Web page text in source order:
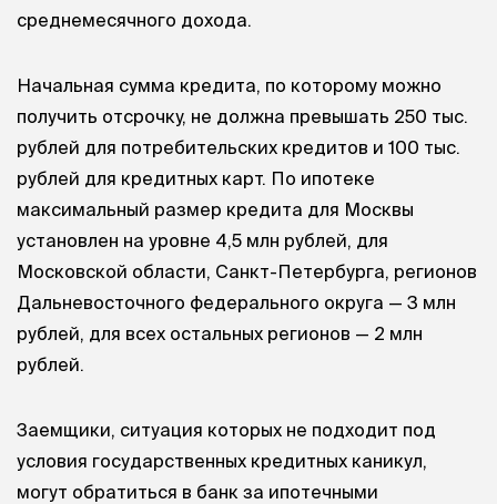
среднемесячного дохода.
Начальная сумма кредита, по которому можно
получить отсрочку, не должна превышать 250 тыс.
рублей для потребительских кредитов и 100 тыс.
рублей для кредитных карт. По ипотеке
максимальный размер кредита для Москвы
установлен на уровне 4,5 млн рублей, для
Московской области, Санкт-Петербурга, регионов
Дальневосточного федерального округа — 3 млн
рублей, для всех остальных регионов — 2 млн
рублей.
Заемщики, ситуация которых не подходит под
условия государственных кредитных каникул,
могут обратиться в банк за ипотечными